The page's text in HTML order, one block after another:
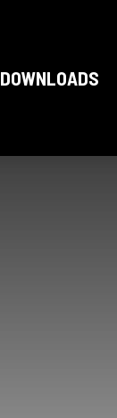
DOWNLOADS